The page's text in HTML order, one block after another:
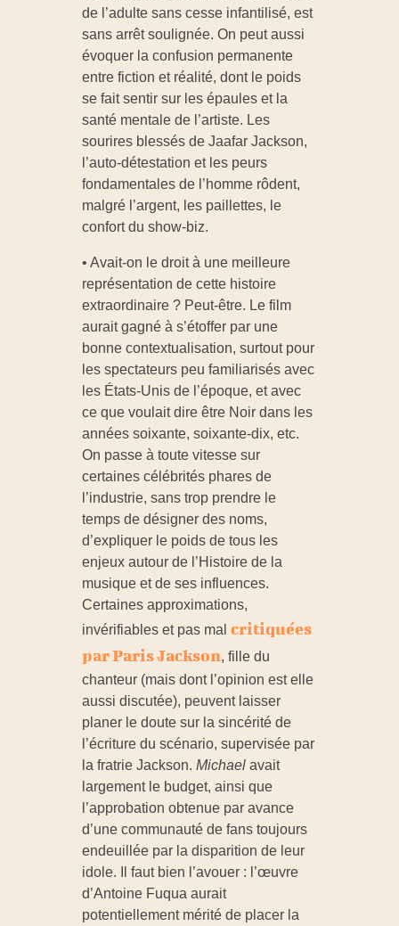
de l’adulte sans cesse infantilisé, est
sans arrêt soulignée. On peut aussi
évoquer la confusion permanente
entre fiction et réalité, dont le poids
se fait sentir sur les épaules et la
santé mentale de l’artiste. Les
sourires blessés de Jaafar Jackson,
l’auto-détestation et les peurs
fondamentales de l’homme rôdent,
malgré l’argent, les paillettes, le
confort du show-biz.
• Avait-on le droit à une meilleure
représentation de cette histoire
extraordinaire ? Peut-être. Le film
aurait gagné à s’étoffer par une
bonne contextualisation, surtout pour
les spectateurs peu familiarisés avec
les États-Unis de l’époque, et avec
ce que voulait dire être Noir dans les
années soixante, soixante-dix, etc.
On passe à toute vitesse sur
certaines célébrités phares de
l’industrie, sans trop prendre le
temps de désigner des noms,
d’expliquer le poids de tous les
enjeux autour de l’Histoire de la
musique et de ses influences.
Certaines approximations,
invérifiables et pas mal critiquées
par Paris Jackson, fille du
chanteur (mais dont l’opinion est elle
aussi discutée), peuvent laisser
planer le doute sur la sincérité de
l’écriture du scénario, supervisée par
la fratrie Jackson. Michael avait
largement le budget, ainsi que
l’approbation obtenue par avance
d’une communauté de fans toujours
endeuillée par la disparition de leur
idole. Il faut bien l’avouer : l’œuvre
d’Antoine Fuqua aurait
potentiellement mérité de placer la